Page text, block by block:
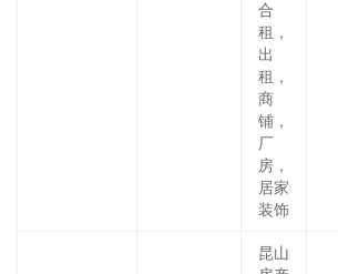
合
租，
出
租，
商
铺，
厂
房，
居家
装饰
昆山